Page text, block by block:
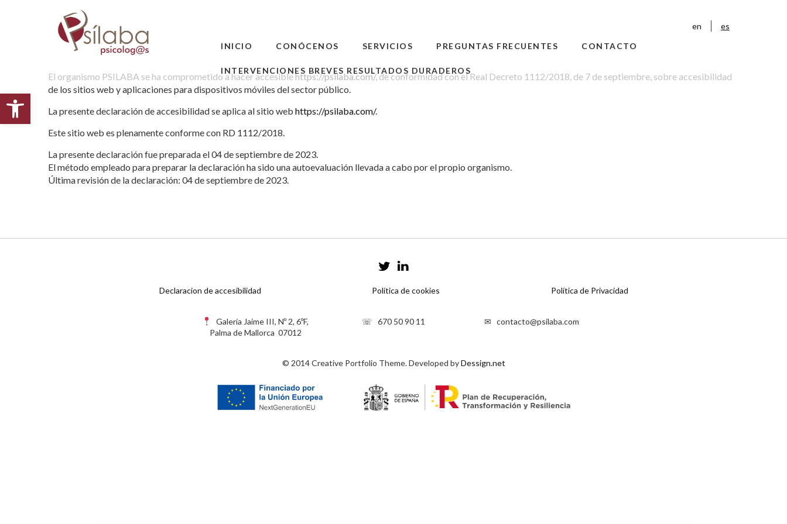
Abrir barra de herramientas
en
es
INICIO
CONÓCENOS SERVICIOS PREGUNTAS FRECUENTES CONTACTO
INTERVENCIONES BREVES RESULTADOS DURADEROS
El organismo PSILABA se ha comprometido a hacer accesiblehttps://psilaba.com/, de conformidad con el Real Decreto 1112/2018, de 7 de septiembre, sobre accesibilidad
de los sitios web y aplicaciones para dispositivos móviles del sector público.
La presente declaración de accesibilidad se aplica al sitio web https://psilaba.com/.
Este sitio web es plenamente conforme con RD 1112/2018.
La presente declaración fue preparada el 04 de septiembre de 2023.
El método empleado para preparar la declaración ha sido una autoevaluación llevada a cabo por el propio organismo.
Última revisión de la declaración: 04 de septiembre de 2023.
Declaracion de accesibilidad Política de cookies Política de Privacidad
Galería Jaime III, Nº 2, 6ºF,
Palma de Mallorca 07012
☏ 670 50 90 11 ✉ contacto@psilaba.com
© 2014 Creative Portfolio Theme. Developed byDessign.net